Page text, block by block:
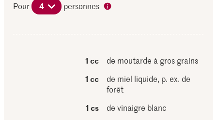
Pour 4 personnes
1 cc
de moutarde à gros grains
1 cc
de miel liquide, p. ex. de
forêt
1 cs
de vinaigre blanc